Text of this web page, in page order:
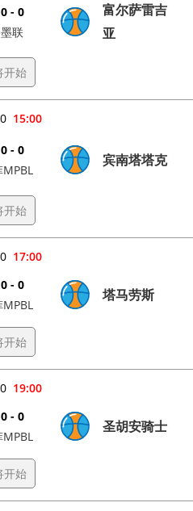
0 - 0
墨联
富尔萨雷吉
亚
开始
15:00
0 - 0
MPBL
宾南塔塔克
开始
17:00
0 - 0
MPBL
塔马劳斯
开始
19:00
0 - 0
MPBL
圣胡安骑士
开始